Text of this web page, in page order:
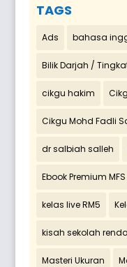
TAGS
Ads bahasa
Bilik Darjah /
cikgu hakim
Cikgu Mohd Fadli
dr salbiah salleh
Ebook Premium MFS
kelas live RM5
kisah sekolah
Masteri Ukuran